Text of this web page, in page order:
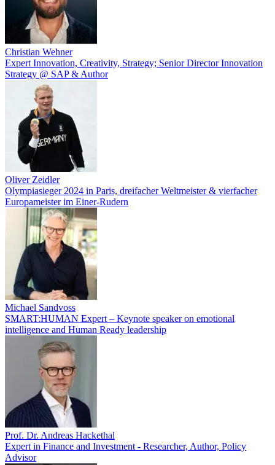
Christian Wehner
Expert Innovation, Creativity, Strategy; Senior Director Innovation
Strategy @ SAP & Author
Oliver Zeidler
Olympiasieger 2024 in Paris, dreifacher Weltmeister & vierfacher
Europameister im Einer-Rudern
Michael Sandvoss
SMART:HUMAN Expert – Keynote speaker on emotional
intelligence and Human Ready leadership
Prof. Dr. Andreas Hackethal
Expert in Finance and Investment - Researcher, Author, Policy
Advisor